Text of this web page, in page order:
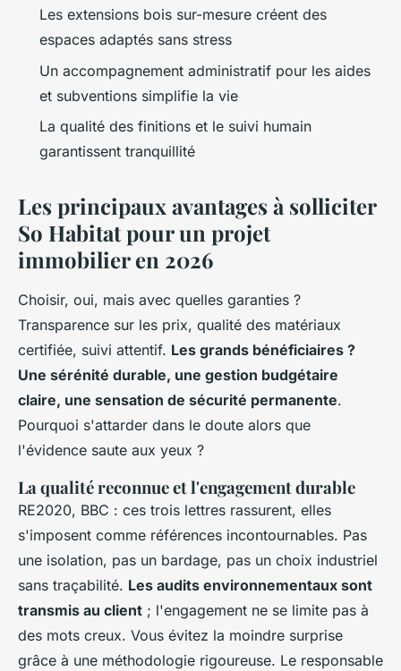
Les extensions bois sur-mesure créent des
espaces adaptés sans stress
Un accompagnement administratif pour les aides
et subventions simplifie la vie
La qualité des finitions et le suivi humain
garantissent tranquillité
Les principaux avantages à solliciter
So Habitat pour un projet
immobilier en 2026
Choisir, oui, mais avec quelles garanties ?
Transparence sur les prix, qualité des matériaux
certifiée, suivi attentif. Les grands bénéficiaires ?
Une sérénité durable, une gestion budgétaire
claire, une sensation de sécurité permanente.
Pourquoi s'attarder dans le doute alors que
l'évidence saute aux yeux ?
La qualité reconnue et l'engagement durable
RE2020, BBC : ces trois lettres rassurent, elles
s'imposent comme références incontournables. Pas
une isolation, pas un bardage, pas un choix industriel
sans traçabilité. Les audits environnementaux sont
transmis au client ; l'engagement ne se limite pas à
des mots creux. Vous évitez la moindre surprise
grâce à une méthodologie rigoureuse. Le responsable